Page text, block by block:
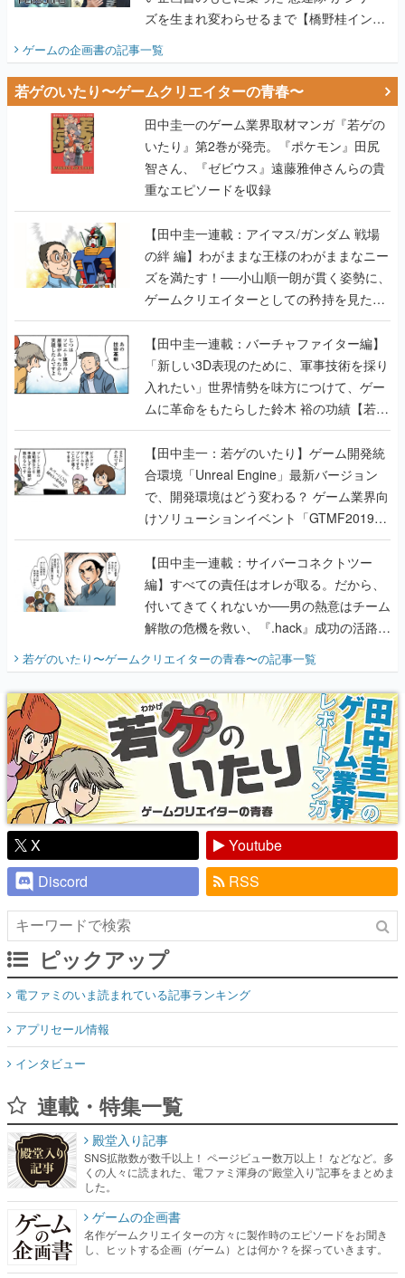
ズを生まれ変わらせるまで【橋野桂インタ
ビュー】
ゲームの企画書の記事一覧
若ゲのいたり〜ゲームクリエイターの青春〜
田中圭一のゲーム業界取材マンガ『若ゲの
いたり』第2巻が発売。『ポケモン』田尻
智さん、『ゼビウス』遠藤雅伸さんらの貴
重なエピソードを収録
【田中圭一連載：アイマス/ガンダム 戦場
の絆 編】わがままな王様のわがままなニー
ズを満たす！──小山順一朗が貫く姿勢に、
ゲームクリエイターとしての矜持を見た
【若ゲのいたり最終回】
【田中圭一連載：バーチャファイター編】
「新しい3D表現のために、軍事技術を採り
入れたい」世界情勢を味方につけて、ゲー
ムに革命をもたらした鈴木 裕の功績【若ゲ
のいたり】
【田中圭一：若ゲのいたり】ゲーム開発統
合環境「Unreal Engine」最新バージョン
で、開発環境はどう変わる？ ゲーム業界向
けソリューションイベント「GTMF2019」
に行って、より理解を深めよう【PR】
【田中圭一連載：サイバーコネクトツー
編】すべての責任はオレが取る。だから、
付いてきてくれないか──男の熱意はチーム
解散の危機を救い、『.hack』成功の活路を
開く。業界の快男児・松山 洋に流れる血は
『少年ジャンプ』色だった【若ゲのいた
り】
若ゲのいたり〜ゲームクリエイターの青春〜の記事一覧
X
Youtube
Discord
RSS
ピックアップ
電ファミのいま読まれている記事ランキング
アプリセール情報
インタビュー
連載・特集一覧
殿堂入り記事
SNS拡散数が数千以上！ ページビュー数万以上！ などなど。多
くの人々に読まれた、電ファミ渾身の“殿堂入り”記事をまとめま
した。
ゲームの企画書
名作ゲームクリエイターの方々に製作時のエピソードをお聞き
し、ヒットする企画（ゲーム）とは何か？を探っていきます。